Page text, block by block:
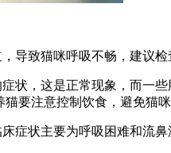
导致猫咪呼吸不畅，建议
状，这是正常现象，而一
要注意控制饮食，避免猫
症状主要为呼吸困难和流